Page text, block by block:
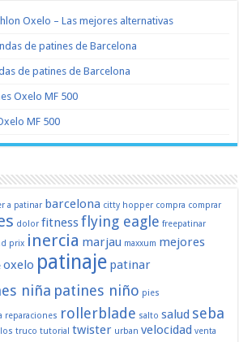
Oxelo – Las mejores alternativas
de patines de Barcelona
de patines de Barcelona
Oxelo MF 500
MF 500
a patinar barcelona citty hopper compra comprar
dolor fitnessflying eagle freepatinar
prix inercia marjau maxxum mejores
oxelo patinaje patinar
niña patines niño pies
reparaciones rollerblade salto salud seba
truco tutorial twister urban velocidad venta